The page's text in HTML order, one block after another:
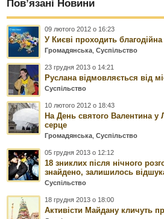
Пов’язані Новини
09 лютого 2012 о 16:23
У Києві проходить
Громадянська ,Суспільство
23 грудня 2013 о 14:21
Руслана відмовляється від
Суспільство
10 лютого 2012 о 18:43
На День святого Валентина у
серце
Громадянська ,Суспільство
05 грудня 2013 о 12:12
18 зниклих після нічного
знайдено, залишилось
Суспільство
18 грудня 2013 о 18:00
Активісти Майдану кличуть